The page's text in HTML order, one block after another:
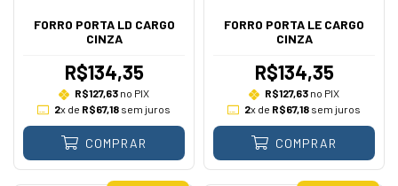
FORRO PORTA LD CARGO
CINZA
R$134,35
R$127,63 no PIX
2x de R$67,18 sem juros
COMPRAR
FORRO PORTA LE CARGO
CINZA
R$134,35
R$127,63 no PIX
2x de R$67,18 sem juros
COMPRAR